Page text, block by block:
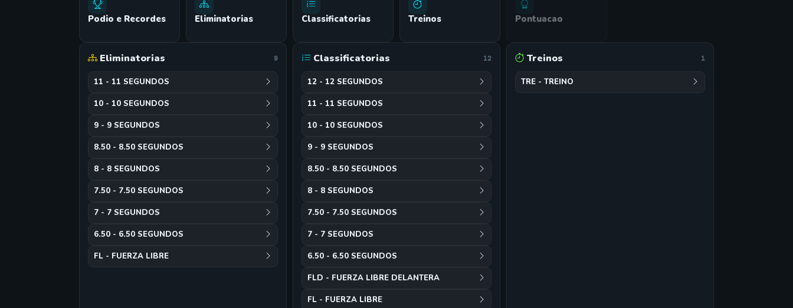
Podio e Recordes Eliminatorias Classificatorias Treinos Pontuacao
Eliminatorias 9
11 - 11 SEGUNDOS
10 - 10 SEGUNDOS
9 - 9 SEGUNDOS
8.50 - 8.50 SEGUNDOS
8 - 8 SEGUNDOS
7.50 - 7.50 SEGUNDOS
7 - 7 SEGUNDOS
6.50 - 6.50 SEGUNDOS
FL - FUERZA LIBRE
Classificatorias 12
12 - 12 SEGUNDOS
11 - 11 SEGUNDOS
10 - 10 SEGUNDOS
9 - 9 SEGUNDOS
8.50 - 8.50 SEGUNDOS
8 - 8 SEGUNDOS
7.50 - 7.50 SEGUNDOS
7 - 7 SEGUNDOS
6.50 - 6.50 SEGUNDOS
FLD - FUERZA LIBRE DELANTERA
FL - FUERZA LIBRE
Treinos 1
TRE - TREINO